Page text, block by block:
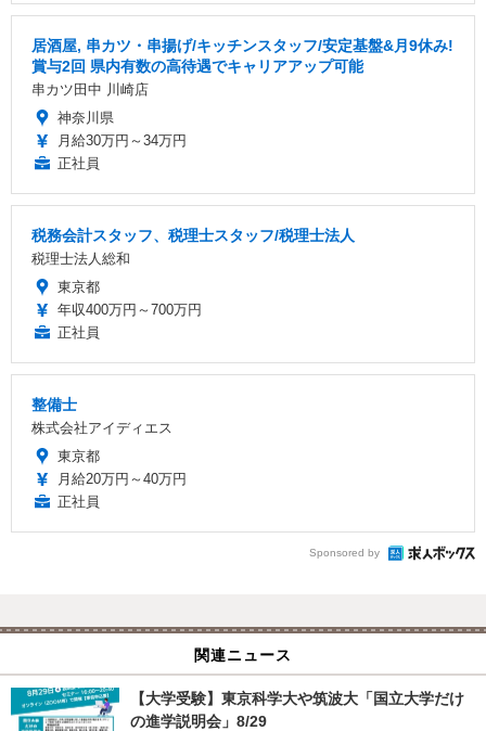
居酒屋, 串カツ・串揚げ/キッチンスタッフ/安定基盤&月9休み!
賞与2回 県内有数の高待遇でキャリアアップ可能
串カツ田中 川崎店
神奈川県
月給30万円～34万円
正社員
税務会計スタッフ、税理士スタッフ/税理士法人
税理士法人総和
東京都
年収400万円～700万円
正社員
整備士
株式会社アイディエス
東京都
月給20万円～40万円
正社員
Sponsored by
関連ニュース
【大学受験】東京科学大や筑波大「国立大学だけ
の進学説明会」8/29